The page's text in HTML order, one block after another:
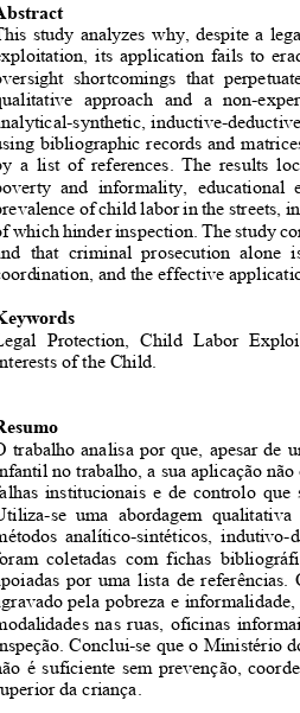
study analyzes why, despite a
its application fails to
shortcomings that
approach and a non-
synthetic, inductive-
bibliographic records and
a list of references. The results
and informality,
of child labor in the streets,
which hinder inspection. The study
that criminal prosecution
and the effective
Protection, Child Labor
of the Child.
trabalho analisa por que, apesar
no trabalho, a sua aplicação
institucionais e de controlo
se uma abordagem
analítico-sintéticos,
coletadas com fichas
por uma lista de
pela pobreza e
nas ruas, oficinas
Conclui-se que o Ministério
é suficiente sem prevenção,
da criança.